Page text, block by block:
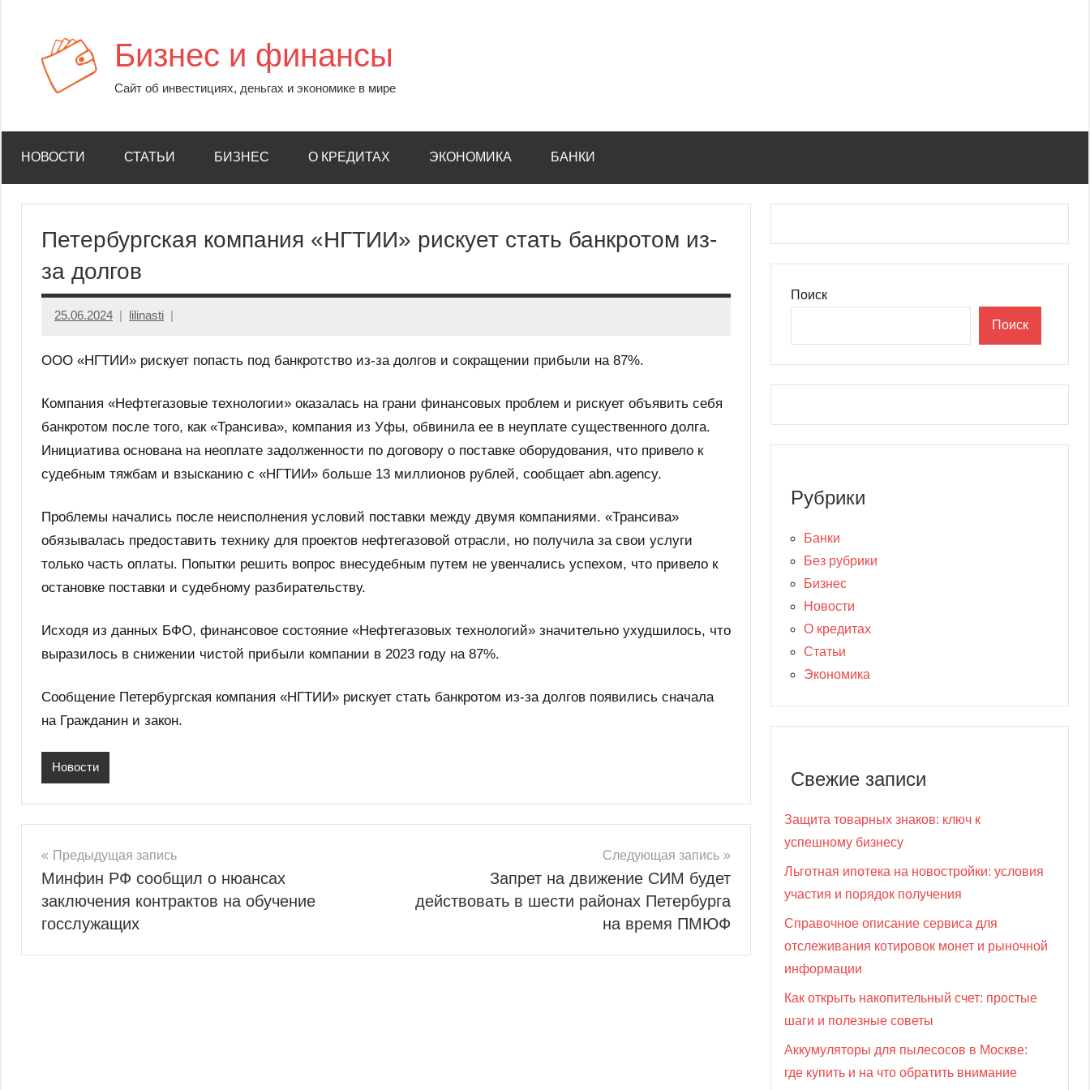
содержимому
Бизнес и финансы
Сайт об инвестициях, деньгах и экономике в мире
НОВОСТИ СТАТЬИ БИЗНЕС О КРЕДИТАХ ЭКОНОМИКА БАНКИ
Петербургская компания «НГТИИ» рискует стать банкротом из-
за долгов
25.06.2024 lilinasti
ООО «НГТИИ» рискует попасть под банкротство из-за долгов и сокращении прибыли на 87%.
Компания «Нефтегазовые технологии» оказалась на грани финансовых проблем и рискует объявить себя
банкротом после того, как «Трансива», компания из Уфы, обвинила ее в неуплате существенного долга.
Инициатива основана на неоплате задолженности по договору о поставке оборудования, что привело к
судебным тяжбам и взысканию с «НГТИИ» больше 13 миллионов рублей, сообщает abn.agency.
Проблемы начались после неисполнения условий поставки между двумя компаниями. «Трансива»
обязывалась предоставить технику для проектов нефтегазовой отрасли, но получила за свои услуги
только часть оплаты. Попытки решить вопрос внесудебным путем не увенчались успехом, что привело к
остановке поставки и судебному разбирательству.
Исходя из данных БФО, финансовое состояние «Нефтегазовых технологий» значительно ухудшилось, что
выразилось в снижении чистой прибыли компании в 2023 году на 87%.
Сообщение Петербургская компания «НГТИИ» рискует стать банкротом из-за долгов появились сначала
на Гражданин и закон.
Новости
Навигация
по
записям
Предыдущая запись
Минфин РФ сообщил о нюансах
заключения контрактов на обучение
госслужащих
Следующая запись
Запрет на движение СИМ будет
действовать в шести районах Петербурга
на время ПМЮФ
Поиск
Поиск
Рубрики
Банки
Без рубрики
Бизнес
Новости
О кредитах
Статьи
Экономика
Свежие записи
Защита товарных знаков: ключ к
успешному бизнесу
Льготная ипотека на новостройки: условия
участия и порядок получения
Справочное описание сервиса для
отслеживания котировок монет и рыночной
информации
Как открыть накопительный счет: простые
шаги и полезные советы
Аккумуляторы для пылесосов в Москве:
где купить и на что обратить внимание